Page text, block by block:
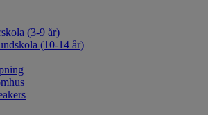
(3-9 år)
(10-14 år)